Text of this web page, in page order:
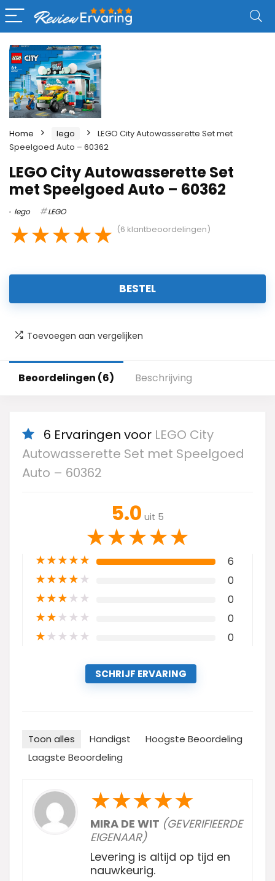
Home lego
LEGO City Autowasserette Set met
Speelgoed Auto – 60362
LEGO City Autowasserette Set
met Speelgoed Auto – 60362
lego LEGO
★★★★★ (6 klantbeoordelingen)
BESTEL
Toevoegen aan vergelijken
Beoordelingen (6) Beschrijving
6 Ervaringen voor LEGO City
Autowasserette Set met Speelgoed
Auto – 60362
5.0 uit 5
★★★★★
★★★★★ 6
★★★★★ 0
★★★★★ 0
★★★★★ 0
★★★★★ 0
SCHRIJF ERVARING
Toon alles Handigst
Hoogste Beoordeling
Laagste Beoordeling
★★★★★
MIRA DE WIT (GEVERIFIEERDE
EIGENAAR)
Levering is altijd op tijd en
nauwkeurig.